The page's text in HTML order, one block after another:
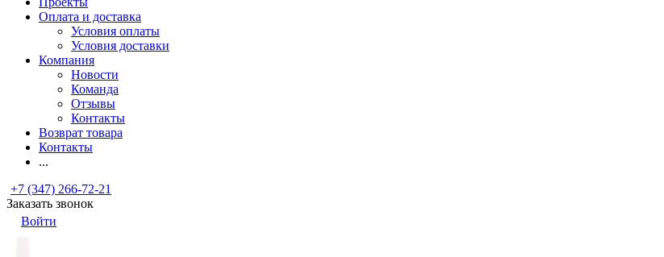
Оплата и доставка
Условия оплаты
Условия доставки
Компания
Новости
Команда
Отзывы
Контакты
Возврат товара
Контакты
...
+7 (347) 266-72-21
Заказать звонок
Войти